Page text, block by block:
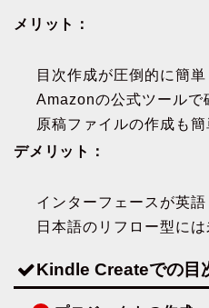
メリット：
目次作成が圧倒的に簡単
Amazonの公式ツールで
原稿ファイルの作成も簡
デメリット：
インターフェースが英語
日本語のリフロー型に
Kindle Createでの目